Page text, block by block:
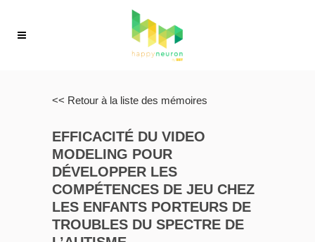
<< Retour à la liste des mémoires
EFFICACITÉ DU VIDEO
MODELING POUR
DÉVELOPPER LES
COMPÉTENCES DE JEU CHEZ
LES ENFANTS PORTEURS DE
TROUBLES DU SPECTRE DE